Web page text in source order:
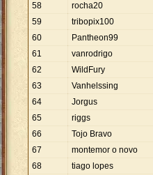
58
rocha20
59
tribopix100
60
Pantheon99
61
vanrodrigo
62
WildFury
63
Vanhelssing
64
Jorgus
65
riggs
66
Tojo Bravo
67
montemor o novo
68
tiago lopes